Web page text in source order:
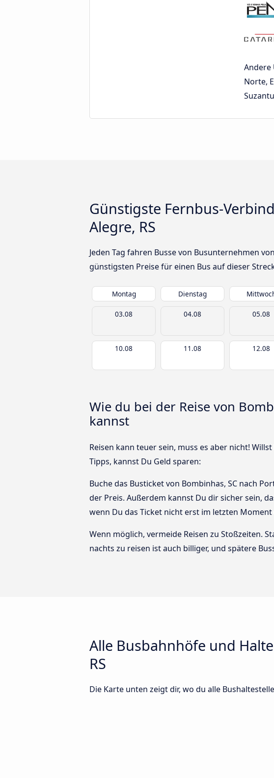
Andere
Norte,
Günstigste Fernbus-
Alegre, RS
Jeden Tag fahren Busse von Busunternehmen
günstigsten Preise für einen Bus auf dieser
Montag Dienstag
03.08 04.08 05.08
10.08 11.08 12.08
Wie du bei der Reise von
kannst
Reisen kann teuer sein, muss es aber nicht!
Tipps, kannst Du Geld sparen:
Buche das Busticket von Bombinhas, SC nach
der Preis. Außerdem kannst Du dir sicher sein,
wenn Du das Ticket nicht erst im letzten
Wenn möglich, vermeide Reisen zu Stoßzeiten.
nachts zu reisen ist auch billiger, und spätere
Alle Busbahnhöfe und
RS
Die Karte unten zeigt dir, wo du alle